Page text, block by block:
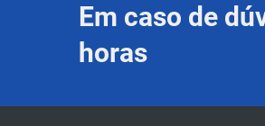
Em caso de
horas